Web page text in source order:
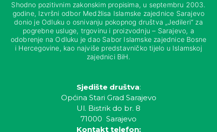
Shodno pozitivnim zakonskim propisima, u septembru 2003.
godine, Izvršni odbor Medžlisa Islamske zajednice Sarajevo
donio je Odluku o osnivanju pokopnog društva „Jedileri“ za
pogrebne usluge, trgovinu i proizvodnju – Sarajevo, a
odobrenje na Odluku je dao Sabor Islamske zajednice Bosne
i Hercegovine, kao najviše predstavničko tijelo u Islamskoj
zajednici BiH.
Sjedište društva:
Općina Stari Grad Sarajevo
Ul. Bistrik do br. 8
71000 Sarajevo
Kontakt telefon: